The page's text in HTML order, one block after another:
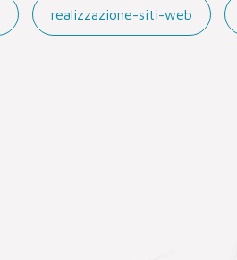
realizzazione-siti-web